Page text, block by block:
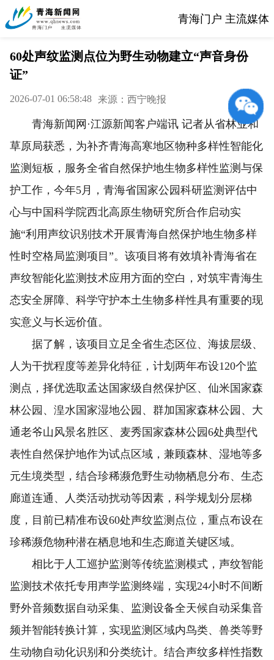
青海门户 主流媒体
60处声纹监测点位为野生动物建立“声音身份
证”
2026-07-01 06:58:48 来源：西宁晚报
青海新闻网·江源新闻客户端讯 记者从省林业和
草原局获悉，为补齐青海高寒地区物种多样性智能化
监测短板，服务全省自然保护地生物多样性监测与保
护工作，今年5月，青海省国家公园科研监测评估中
心与中国科学院西北高原生物研究所合作启动实
施“利用声纹识别技术开展青海自然保护地生物多样
性时空格局监测项目”。该项目将有效填补青海省在
声纹智能化监测技术应用方面的空白，对筑牢青海生
态安全屏障、科学守护本土生物多样性具有重要的现
实意义与长远价值。
据了解，该项目立足全省生态区位、海拔层级、
人为干扰程度等差异化特征，计划两年布设120个监
测点，择优选取孟达国家级自然保护区、仙米国家森
林公园、湟水国家湿地公园、群加国家森林公园、大
通老爷山风景名胜区、麦秀国家森林公园6处典型代
表性自然保护地作为试点区域，兼顾森林、湿地等多
元生境类型，结合珍稀濒危野生动物栖息分布、生态
廊道连通、人类活动扰动等因素，科学规划分层梯
度，目前已精准布设60处声纹监测点位，重点布设在
珍稀濒危物种潜在栖息地和生态廊道关键区域。
相比于人工巡护监测等传统监测模式，声纹智能
监测技术依托专用声学监测终端，实现24小时不间断
野外音频数据自动采集、监测设备全天候自动采集音
频并智能转换计算，实现监测区域内鸟类、兽类等野
生动物自动化识别和分类统计。结合声纹多样性指数